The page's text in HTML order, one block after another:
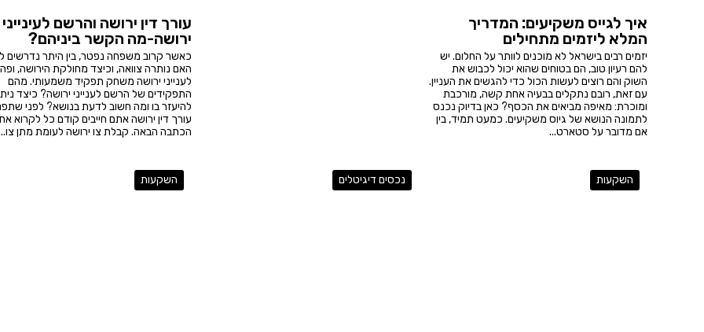
איך לגייס משקיעים: המדריך
המלא ליזמים מתחילים
יזמים רבים בישראל לא מוכנים לוותר על החלום. יש
להם רעיון טוב, הם בטוחים שהוא יכול לכבוש את
השוק והם רוצים לעשות הכול כדי להגשים את העניין.
עם זאת, רובם נתקלים בבעיה אחת קשה, מורכבת
ומוכרת: מאיפה מביאים את הכסף? כאן בדיוק נכנס
לתמונה הנושא של גיוס משקיעים. כמעט תמיד, בין
אם מדובר על סטארט...
עורך דין ירושה והרשם לעינייני
ירושה-מה הקשר ביניהם?
כאשר קרוב משפחה נפטר, בין היתר נדרשים
האם נותרה צוואה, וכיצד מחולקת הירושה,
לענייני ירושה משחק תפקיד משמעותי. מהם
התפקידים של הרשם לענייני ירושה? כיצד
להיעזר בו ומה חשוב לדעת בנושא? לפני
עורך דין ירושה אתם חייבים קודם כל לקרוא
הכתבה הבאה. קבלת צו ירושה לעומת מתן
השקעות נכסים דיגיטלים השקעות